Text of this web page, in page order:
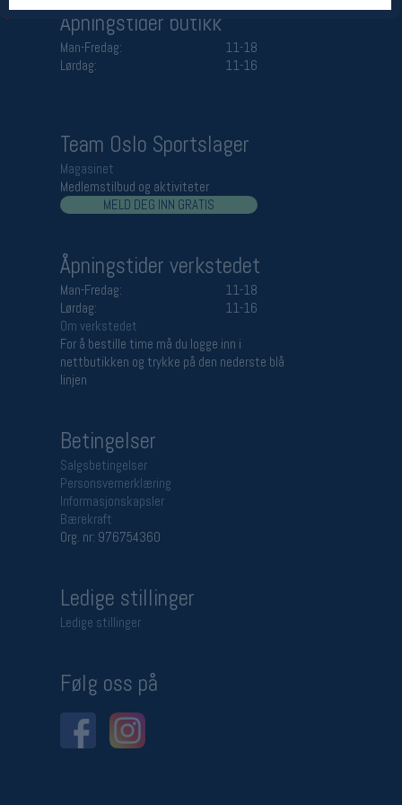
Åpningstider butikk
Man-Fredag:
11-18
Lørdag:
11-16
Team Oslo Sportslager
Magasinet
Medlemstilbud og aktiviteter
MELD DEG INN GRATIS
Åpningstider verkstedet
Man-Fredag:
11-18
Lørdag:
11-16
Om verkstedet
For å bestille time må du logge inn i
nettbutikken og trykke på den nederste blå
linjen
Betingelser
Salgsbetingelser
Personsvernerklæring
Informasjonskapsler
Bærekraft
Org. nr: 976754360
Ledige stillinger
Ledige stillinger
Følg oss på